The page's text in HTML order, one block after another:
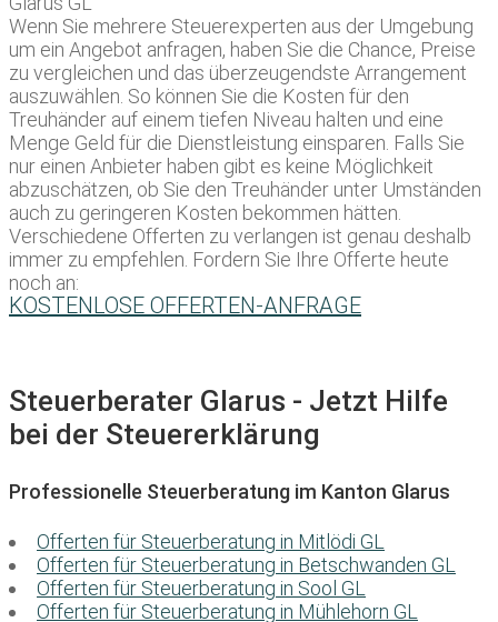
Wenn Sie mehrere Steuerexperten aus der Umgebung
um ein Angebot anfragen, haben Sie die Chance, Preise
zu vergleichen und das überzeugendste Arrangement
auszuwählen. So können Sie die Kosten für den
Treuhänder auf einem tiefen Niveau halten und eine
Menge Geld für die Dienstleistung einsparen. Falls Sie
nur einen Anbieter haben gibt es keine Möglichkeit
abzuschätzen, ob Sie den Treuhänder unter Umständen
auch zu geringeren Kosten bekommen hätten.
Verschiedene Offerten zu verlangen ist genau deshalb
immer zu empfehlen. Fordern Sie Ihre Offerte heute
noch an:
KOSTENLOSE OFFERTEN-ANFRAGE
Steuerberater Glarus - Jetzt Hilfe
bei der Steuererklärung
Professionelle Steuerberatung im Kanton Glarus
Offerten für Steuerberatung in Mitlödi GL
Offerten für Steuerberatung in Betschwanden GL
Offerten für Steuerberatung in Sool GL
Offerten für Steuerberatung in Mühlehorn GL